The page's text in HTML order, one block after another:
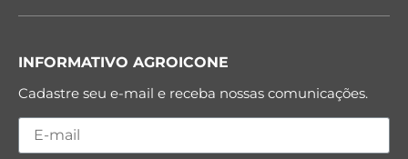
INFORMATIVO AGROICONE
Cadastre seu e-mail e receba nossas comunicações.